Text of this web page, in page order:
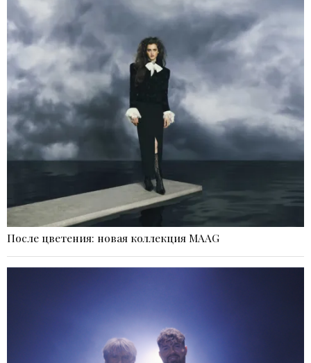
После цветения: новая коллекция MAAG